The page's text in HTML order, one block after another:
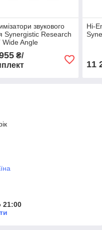
звукового
Synergistic Research
Wide Angle
₴/
Hi-
11
21:00